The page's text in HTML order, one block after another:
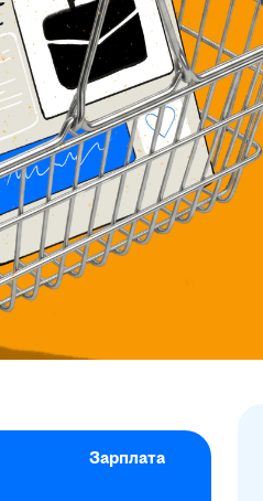
Зарплата